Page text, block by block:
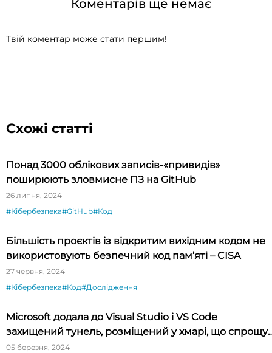
Коментарів ще немає
Твій коментар може стати першим!
Схожі статті
Понад 3000 облікових записів-«привидів»
поширюють зловмисне ПЗ на GitHub
26 липня, 2024
#Кібербезпека#GitHub#Код
Більшість проєктів із відкритим вихідним кодом не
використовують безпечний код пам’яті – CISA
27 червня, 2024
#Кібербезпека#Код#Дослідження
Microsoft додала до Visual Studio і VS Code
захищений тунель, розміщений у хмарі, що
тестування API
05 березня, 2024